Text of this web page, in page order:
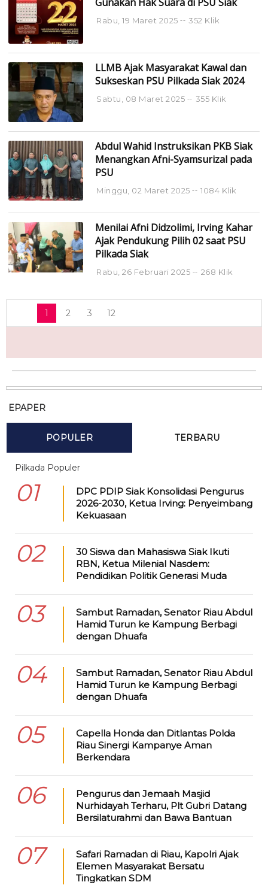
Gunakan Hak Suara di PSU Siak
Rabu, 19 Maret 2025 352 Klik
LLMB Ajak Masyarakat Kawal dan
Sukseskan PSU Pilkada Siak 2024
Sabtu, 08 Maret 2025 355 Klik
Abdul Wahid Instruksikan PKB Siak
Menangkan Afni-Syamsurizal pada
PSU
Minggu, 02 Maret 2025 1084 Klik
Menilai Afni Didzolimi, Irving Kahar
Ajak Pendukung Pilih 02 saat PSU
Pilkada Siak
Rabu, 26 Februari 2025 268 Klik
1 2 3 12
EPAPER
POPULER TERBARU
Pilkada Populer
01
DPC PDIP Siak Konsolidasi Pengurus
2026-2030, Ketua Irving: Penyeimbang
Kekuasaan
02
30 Siswa dan Mahasiswa Siak Ikuti
RBN, Ketua Milenial Nasdem:
Pendidikan Politik Generasi Muda
03
Sambut Ramadan, Senator Riau Abdul
Hamid Turun ke Kampung Berbagi
dengan Dhuafa
04
Sambut Ramadan, Senator Riau Abdul
Hamid Turun ke Kampung Berbagi
dengan Dhuafa
05
Capella Honda dan Ditlantas Polda
Riau Sinergi Kampanye Aman
Berkendara
06
Pengurus dan Jemaah Masjid
Nurhidayah Terharu, Plt Gubri Datang
Bersilaturahmi dan Bawa Bantuan
07
Safari Ramadan di Riau, Kapolri Ajak
Elemen Masyarakat Bersatu
Tingkatkan SDM